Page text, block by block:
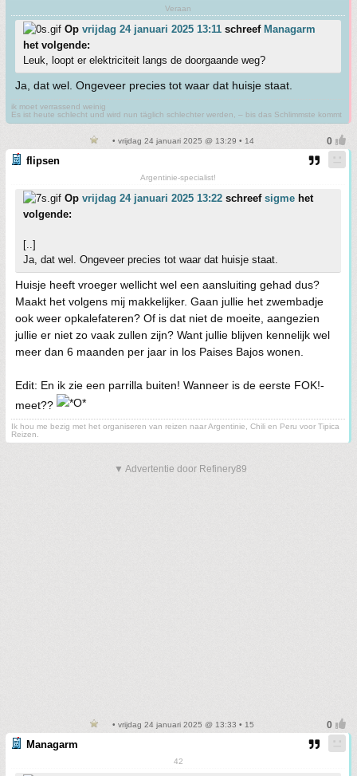
Veraan
Op vrijdag 24 januari 2025 13:11 schreef Managarm
het volgende:
Leuk, loopt er elektriciteit langs de doorgaande weg?
Ja, dat wel. Ongeveer precies tot waar dat huisje staat.
ik moet verrassend weinig
Es ist heute schlecht und wird nun täglich schlechter werden, – bis das Schlimmste kommt
• vrijdag 24 januari 2025 @ 13:29 • 14
flipsen
Argentinie-specialist!
Op vrijdag 24 januari 2025 13:22 schreef sigme het
volgende:
[..]
Ja, dat wel. Ongeveer precies tot waar dat huisje staat.
Huisje heeft vroeger wellicht wel een aansluiting gehad dus?
Maakt het volgens mij makkelijker. Gaan jullie het zwembadje
ook weer opkalefateren? Of is dat niet de moeite, aangezien
jullie er niet zo vaak zullen zijn? Want jullie blijven kennelijk wel
meer dan 6 maanden per jaar in los Paises Bajos wonen.
Edit: En ik zie een parrilla buiten! Wanneer is de eerste FOK!-
meet??
Ik hou me bezig met het organiseren van reizen naar Argentinie, Chili en Peru voor Tipica
Reizen.
▼ Advertentie door Refinery89
• vrijdag 24 januari 2025 @ 13:33 • 15
Managarm
42